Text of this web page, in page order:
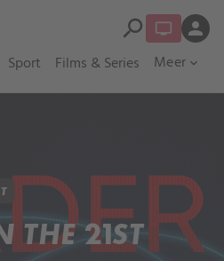
Sport Films & Series Meer expand_more
search person
THE 21ST